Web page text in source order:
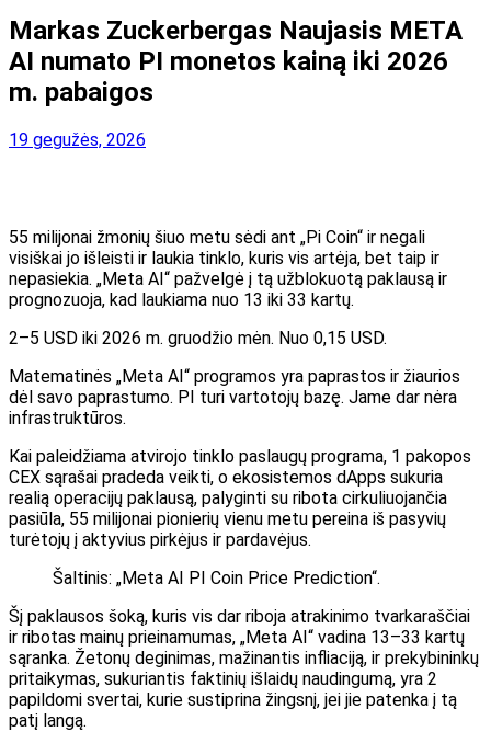
Markas Zuckerbergas Naujasis META
AI numato PI monetos kainą iki 2026
m. pabaigos
19 gegužės, 2026
55 milijonai žmonių šiuo metu sėdi ant „Pi Coin“ ir negali
visiškai jo išleisti ir laukia tinklo, kuris vis artėja, bet taip ir
nepasiekia. „Meta AI“ pažvelgė į tą užblokuotą paklausą ir
prognozuoja, kad laukiama nuo 13 iki 33 kartų.
2–5 USD iki 2026 m. gruodžio mėn. Nuo 0,15 USD.
Matematinės „Meta AI“ programos yra paprastos ir žiaurios
dėl savo paprastumo. PI turi vartotojų bazę. Jame dar nėra
infrastruktūros.
Kai paleidžiama atvirojo tinklo paslaugų programa, 1 pakopos
CEX sąrašai pradeda veikti, o ekosistemos dApps sukuria
realią operacijų paklausą, palyginti su ribota cirkuliuojančia
pasiūla, 55 milijonai pionierių vienu metu pereina iš pasyvių
turėtojų į aktyvius pirkėjus ir pardavėjus.
Šaltinis: „Meta AI PI Coin Price Prediction“.
Šį paklausos šoką, kuris vis dar riboja atrakinimo tvarkaraščiai
ir ribotas mainų prieinamumas, „Meta AI“ vadina 13–33 kartų
sąranka. Žetonų deginimas, mažinantis infliaciją, ir prekybininkų
pritaikymas, sukuriantis faktinių išlaidų naudingumą, yra 2
papildomi svertai, kurie sustiprina žingsnį, jei jie patenka į tą
patį langą.